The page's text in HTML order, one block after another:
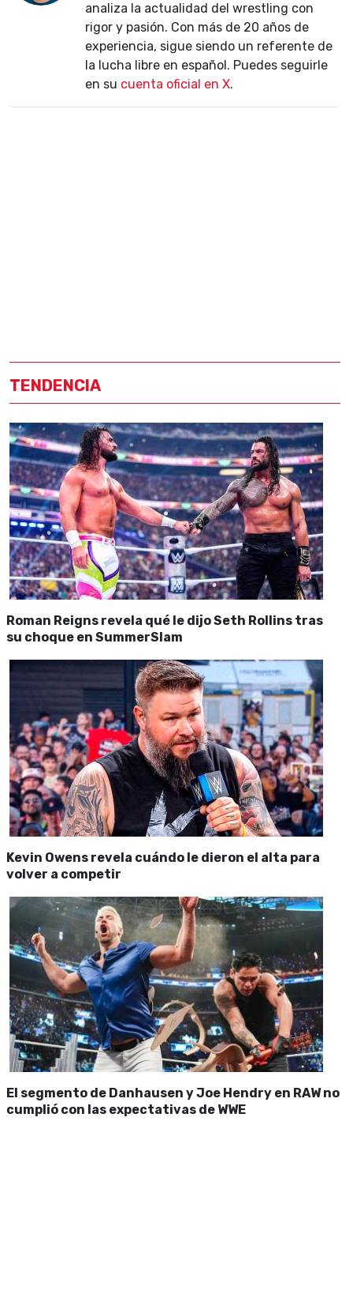
analiza la actualidad del wrestling con
rigor y pasión. Con más de 20 años de
experiencia, sigue siendo un referente de
la lucha libre en español. Puedes seguirle
en su cuenta oficial en X.
TENDENCIA
Roman Reigns revela qué le dijo Seth Rollins tras
su choque en SummerSlam
Kevin Owens revela cuándo le dieron el alta para
volver a competir
El segmento de Danhausen y Joe Hendry en RAW no
cumplió con las expectativas de WWE